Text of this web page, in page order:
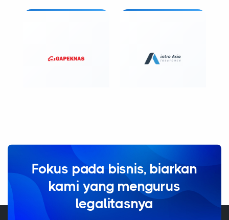
Fokus pada bisnis, biarkan
kami yang mengurus
legalitasnya